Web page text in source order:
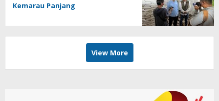
Kemarau Panjang
View More